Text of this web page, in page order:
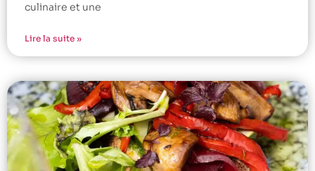
culinaire et une
Lire la suite »